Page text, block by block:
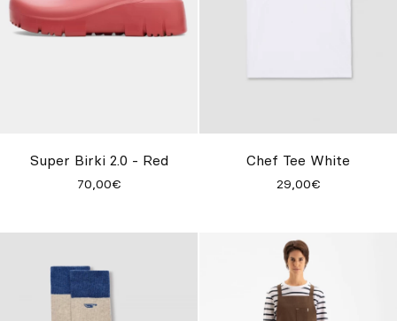
Super Birki 2.0 - Red
70,00€
Chef Tee White
29,00€